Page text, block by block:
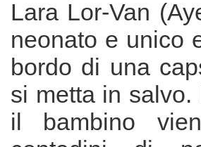
Lara Lor-Van
neonato e unico
bordo di una
si metta in salvo.
il bambino